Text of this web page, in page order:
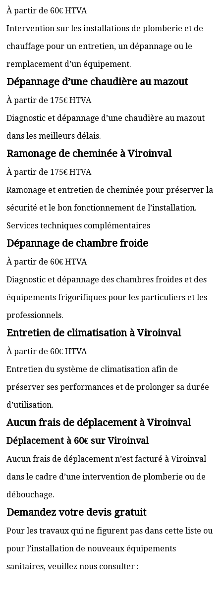
À partir de 60€ HTVA
Intervention sur les installations de plomberie et de
chauffage pour un entretien, un dépannage ou le
remplacement d’un équipement.
Dépannage d’une chaudière au mazout
À partir de 175€ HTVA
Diagnostic et dépannage d’une chaudière au mazout
dans les meilleurs délais.
Ramonage de cheminée à Viroinval
À partir de 175€ HTVA
Ramonage et entretien de cheminée pour préserver la
sécurité et le bon fonctionnement de l’installation.
Services techniques complémentaires
Dépannage de chambre froide
À partir de 60€ HTVA
Diagnostic et dépannage des chambres froides et des
équipements frigorifiques pour les particuliers et les
professionnels.
Entretien de climatisation à Viroinval
À partir de 60€ HTVA
Entretien du système de climatisation afin de
préserver ses performances et de prolonger sa durée
d’utilisation.
Aucun frais de déplacement à Viroinval
Déplacement à 60€ sur Viroinval
Aucun frais de déplacement n’est facturé à Viroinval
dans le cadre d’une intervention de plomberie ou de
débouchage.
Demandez votre devis gratuit
Pour les travaux qui ne figurent pas dans cette liste ou
pour l’installation de nouveaux équipements
sanitaires, veuillez nous consulter :